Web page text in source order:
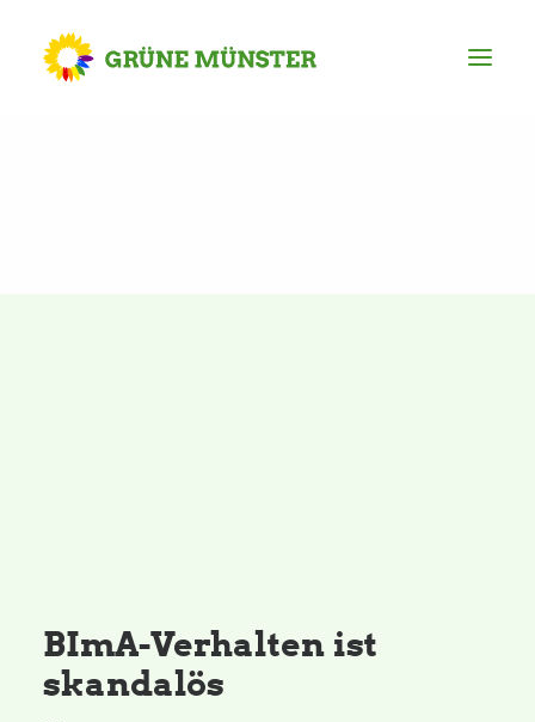
Grünes Zentrum
BImA-Verhalten ist
skandalös